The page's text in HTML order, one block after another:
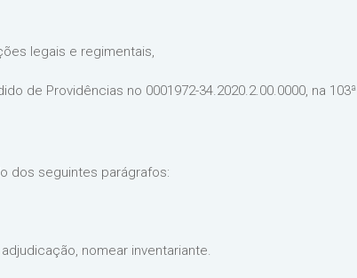
legais e regimentais,
de Providências no 0001972-34.2020.2.00.0000, na 103ª
dos seguintes parágrafos:
nomear inventariante.